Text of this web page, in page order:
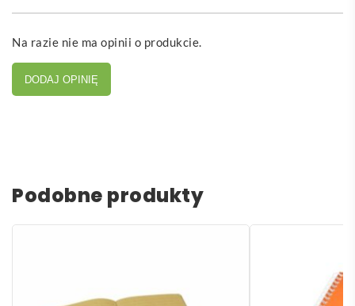
Na razie nie ma opinii o produkcie.
DODAJ OPINIĘ
Podobne produkty